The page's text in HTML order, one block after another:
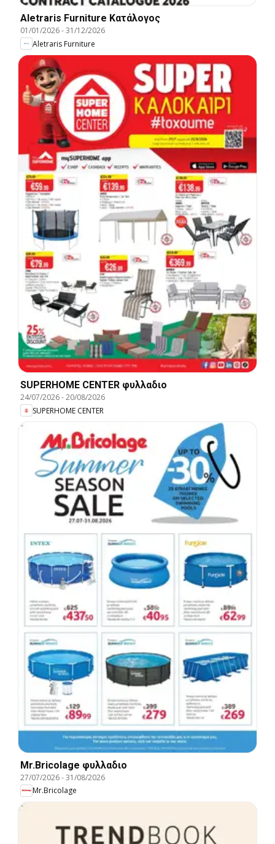
Aletraris Furniture Κατάλογος
01/01/2026-31/12/2026
Aletraris Furniture
SUPERHOME CENTER φυλλαδιο
24/07/2026-20/08/2026
SUPERHOME CENTER
Mr.Bricolage φυλλαδιο
27/07/2026-31/08/2026
Mr.Bricolage